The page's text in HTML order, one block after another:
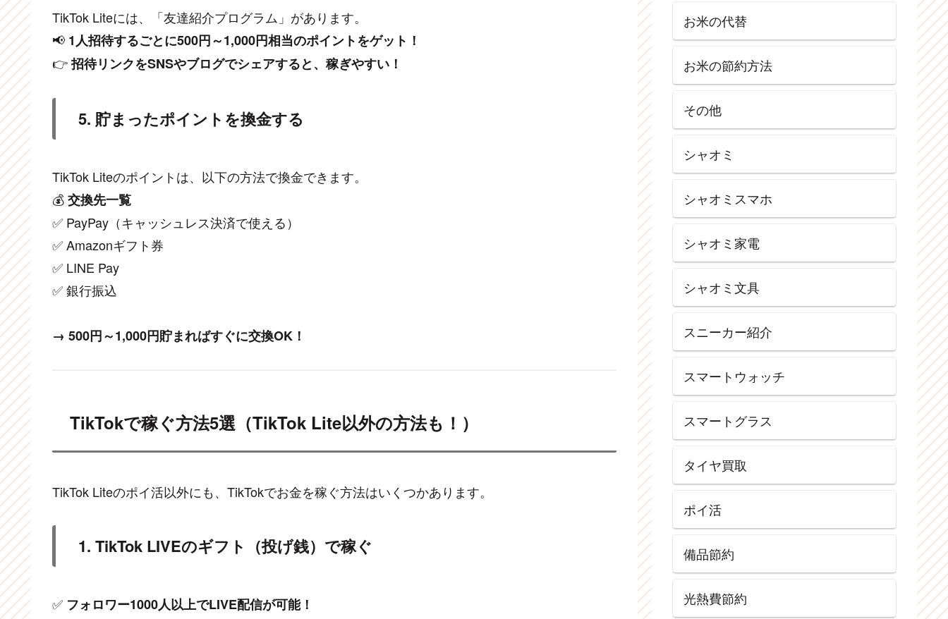
TikTok Liteには、「友達紹介プログラム」があります。
📢 1人招待するごとに500円～1,000円相当のポイントをゲット！
👉招待リンクをSNSやブログでシェアすると、稼ぎやすい！
5. 貯まったポイントを換金する
TikTok Liteのポイントは、以下の方法で換金できます。
💰交換先一覧
✅ PayPay（キャッシュレス決済で使える）
✅ Amazonギフト券
✅ LINE Pay
✅ 銀行振込
→ 500円～1,000円貯まればすぐに交換OK！
TikTokで稼ぐ方法5選（TikTok Lite以外の方法も！）
TikTok Liteのポイ活以外にも、TikTokでお金を稼ぐ方法はいくつかあります。
1. TikTok LIVEのギフト（投げ銭）で稼ぐ
✅ フォロワー1000人以上でLIVE配信が可能！
お米の代替
お米の節約方法
その他
シャオミ
シャオミスマホ
シャオミ家電
シャオミ文具
スニーカー紹介
スマートウォッチ
スマートグラス
タイヤ買取
ポイ活
備品節約
光熱費節約